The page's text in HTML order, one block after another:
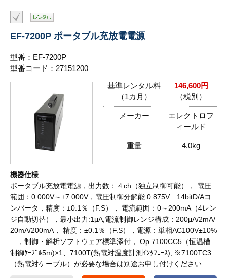
EF-7200P ポータブル充放電電源
型番：EF-7200P
型番コード：27151200
基準レンタル料
（1カ月）
146,600円
（税別）
メーカー
エレクトロフ
ィールド
重量 4.0kg
機器仕様
ポータブル充放電電源，出力数：４ch（独立制御可能）， 電圧
範囲：0.000V～±7.000V，電圧制御分解能:0.875V 14bitD/Aコ
ンバータ，精度：±0.1％（F.S）， 電流範囲：0～200mA（4レン
ジ自動切替），最小出力:1μA,電流制御レンジ構成：200μA/2mA/
20mA/200mA， 精度：±0.1％（F.S），電源：単相AC100V±10%
，制御・解析ソフトウェア標準添付， Op.7100CC5（恒温槽
制御ｹｰﾌﾞﾙ5m)×1、7100T(熱電対温度計測ｲﾝﾀﾌｪｰｽ), ※7100TC3
（熱電対ケーブル）が必要な場合は別途お申し付けください